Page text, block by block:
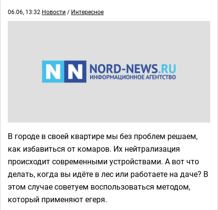
06.06, 13:32 Новости / Интересное
В городе в своей квартире мы без проблем решаем,
как избавиться от комаров. Их нейтрализация
происходит современными устройствами. А вот что
делать, когда вы идёте в лес или работаете на даче? В
этом случае советуем воспользоваться методом,
который применяют егеря.